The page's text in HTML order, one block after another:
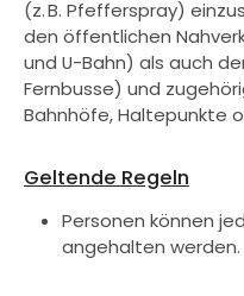
(z. B. Pfefferspray)
den öffentlichen
und U-Bahn) als auch
Fernbusse) und
Bahnhöfe, Haltepunkte
Geltende Regeln
Personen können
angehalten werden.